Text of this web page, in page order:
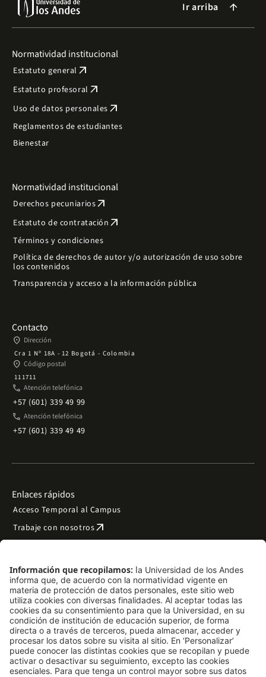
Ir arriba arrow_forward
Normatividad institucional
Estatuto general arrow_outward
Estatuto profesoral arrow_outward
Uso de datos personales arrow_outward
Reglamentos de estudiantes
Bienestar
Normatividad institucional
Derechos pecuniariosarrow_outward
Estatuto de contratación arrow_outward
Términos y condiciones
Política de derechos de autor y/o autorización de uso sobre
los contenidos
Transparencia y acceso a la información pública
Contacto
place Dirección
Cra 1 Nº 18A - 12 Bogotá - Colombia
place Código postal
111711
phone Atención telefónica
+57 (601) 339 49 99
phone Atención telefónica
+57 (601) 339 49 49
Enlaces rápidos
Acceso Temporal al Campus
Trabaje con nosotrosarrow_outward
Preguntas frecuentes
Filantropía y donacionesarrow_outward
Mapa del sitio arrow_outward
Síguenos
LinkedIn